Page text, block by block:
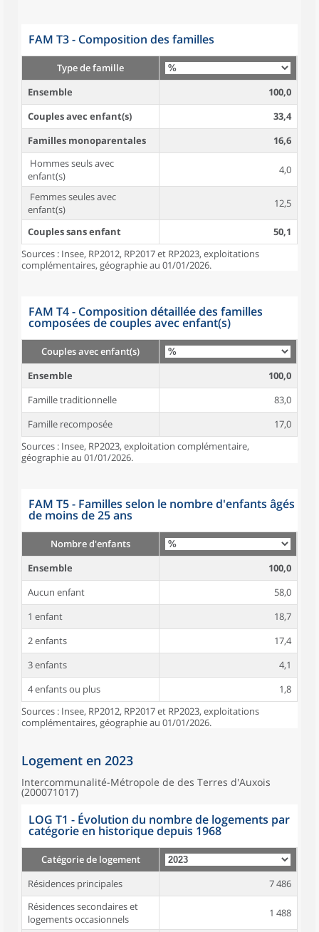
FAM T3 - Composition des familles
Type de famille
Ensemble
100,0
Couples avec enfant(s)
33,4
Familles monoparentales
16,6
Hommes seuls avec
enfant(s)
4,0
Femmes seules avec
enfant(s)
12,5
Couples sans enfant
50,1
Sources : Insee, RP2012, RP2017 et RP2023, exploitations
complémentaires, géographie au 01/01/2026.
FAM T4 - Composition détaillée des familles
composées de couples avec enfant(s)
Couples avec enfant(s)
Ensemble
100,0
Famille traditionnelle
83,0
Famille recomposée
17,0
Sources : Insee, RP2023, exploitation complémentaire,
géographie au 01/01/2026.
FAM T5 - Familles selon le nombre d'enfants âgés
de moins de 25 ans
Nombre d'enfants
Ensemble
100,0
Aucun enfant
58,0
1 enfant
18,7
2 enfants
17,4
3 enfants
4,1
4 enfants ou plus
1,8
Sources : Insee, RP2012, RP2017 et RP2023, exploitations
complémentaires, géographie au 01/01/2026.
Logement en 2023
Intercommunalité-Métropole de des Terres d'Auxois
(200071017)
LOG T1 - Évolution du nombre de logements par
catégorie en historique depuis 1968
Catégorie de logement
Résidences principales
7 486
Résidences secondaires et
logements occasionnels
1 488